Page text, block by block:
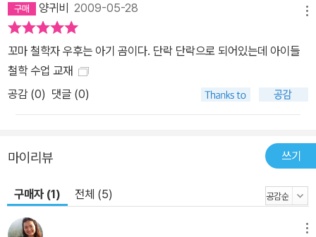
양귀비 2009-05-28
꼬마 철학자 우후는 아기 곰이다. 단락 단락으로 되어있는데 아이들
철학 수업 교재
공감 (0) 댓글 (0)
마이리뷰 쓰기
구매자 (1) 전체 (5)